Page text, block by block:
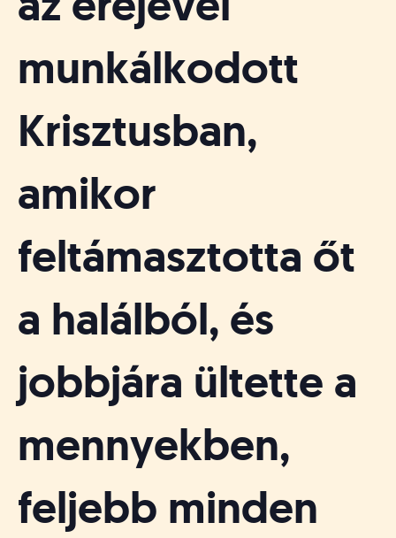
munkálkodott
Krisztusban,
amikor
feltámasztotta őt
a halálból, és
jobbjára ültette a
mennyekben,
feljebb minden